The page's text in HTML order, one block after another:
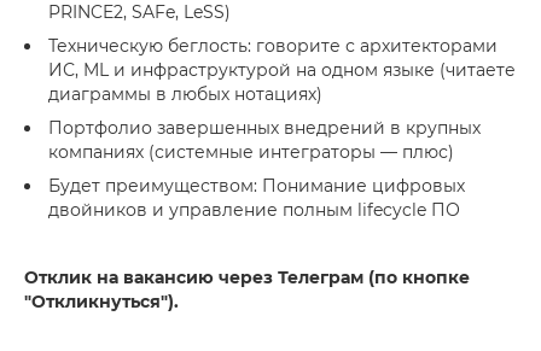
PRINCE2, SAFe, LeSS)
Техническую беглость: говорите с архитекторами
ИС, ML и инфраструктурой на одном языке (читаете
диаграммы в любых нотациях)
Портфолио завершенных внедрений в крупных
компаниях (системные интеграторы — плюс)
Будет преимуществом: Понимание цифровых
двойников и управление полным lifecycle ПО
Отклик на вакансию через Телеграм (по кнопке
"Откликнуться").